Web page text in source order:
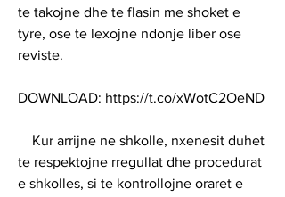
te takojne dhe te flasin me shoket e
tyre, ose te lexojne ndonje liber ose
reviste.
DOWNLOAD: https://t.co/xWotC2OeND
te respektojne rregullat dhe procedurat
e shkolles, si te kontrollojne oraret e